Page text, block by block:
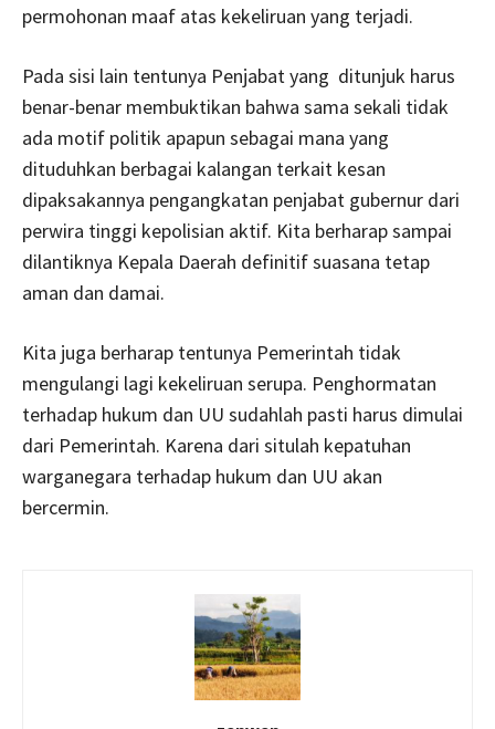
permohonan maaf atas kekeliruan yang terjadi.
Pada sisi lain tentunya Penjabat yang ditunjuk harus
benar-benar membuktikan bahwa sama sekali tidak
ada motif politik apapun sebagai mana yang
dituduhkan berbagai kalangan terkait kesan
dipaksakannya pengangkatan penjabat gubernur dari
perwira tinggi kepolisian aktif. Kita berharap sampai
dilantiknya Kepala Daerah definitif suasana tetap
aman dan damai.
Kita juga berharap tentunya Pemerintah tidak
mengulangi lagi kekeliruan serupa. Penghormatan
terhadap hukum dan UU sudahlah pasti harus dimulai
dari Pemerintah. Karena dari situlah kepatuhan
warganegara terhadap hukum dan UU akan
bercermin.